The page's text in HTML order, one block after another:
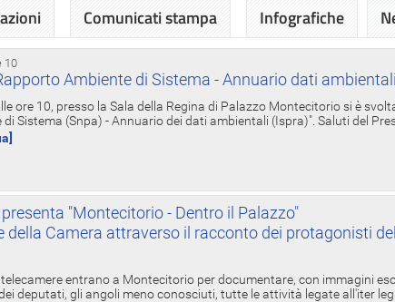
10
Ambiente di Sistema - Annuario dati ambientali
ore 10, presso la Sala della Regina di Palazzo Montecitorio si è
Sistema (Snpa) - Annuario dei dati ambientali (Ispra)". Saluti del
"Montecitorio - Dentro il Palazzo"
della Camera attraverso il racconto dei protagonisti
entrano a Montecitorio per documentare, con immagini
deputati, gli angoli meno conosciuti, tutte le attività legate all'iter
Comunicati stampa Infografiche